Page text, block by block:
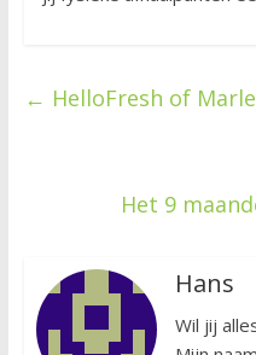
← HelloFresh of
Het 9
Hans
Wil jij